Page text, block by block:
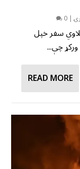
|
0
سفر خپل
چې...
READ MORE